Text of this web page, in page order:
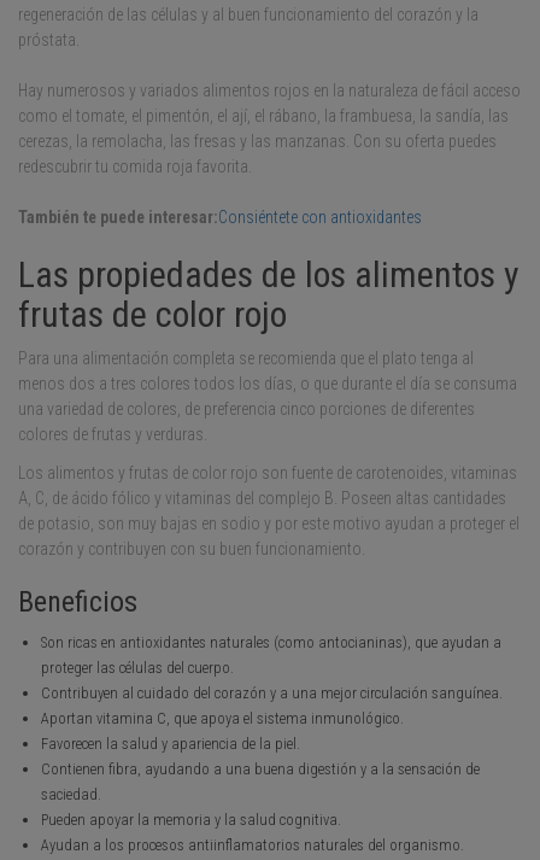
regeneración de las células y al buen funcionamiento del corazón y la
próstata.
Hay numerosos y variados alimentos rojos en la naturaleza de fácil acceso
como el tomate, el pimentón, el ají, el rábano, la frambuesa, la sandía, las
cerezas, la remolacha, las fresas y las manzanas. Con su oferta puedes
redescubrir tu comida roja favorita.
También te puede interesar:Consiéntete con antioxidantes
Las propiedades de los alimentos y
frutas de color rojo
Para una alimentación completa se recomienda que el plato tenga al
menos dos a tres colores todos los días, o que durante el día se consuma
una variedad de colores, de preferencia cinco porciones de diferentes
colores de frutas y verduras.
Los alimentos y frutas de color rojo son fuente de carotenoides, vitaminas
A, C, de ácido fólico y vitaminas del complejo B. Poseen altas cantidades
de potasio, son muy bajas en sodio y por este motivo ayudan a proteger el
corazón y contribuyen con su buen funcionamiento.
Beneficios
Son ricas en antioxidantes naturales (como antocianinas), que ayudan a
proteger las células del cuerpo.
Contribuyen al cuidado del corazón y a una mejor circulación sanguínea.
Aportan vitamina C, que apoya el sistema inmunológico.
Favorecen la salud y apariencia de la piel.
Contienen fibra, ayudando a una buena digestión y a la sensación de
saciedad.
Pueden apoyar la memoria y la salud cognitiva.
Ayudan a los procesos antiinflamatorios naturales del organismo.